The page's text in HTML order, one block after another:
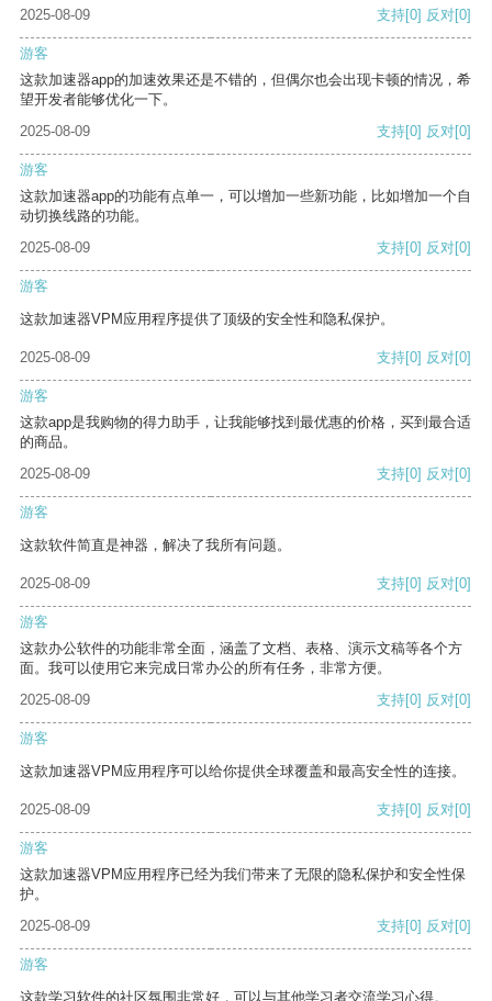
2025-08-09
支持[0] 反对[0]
游客
这款加速器app的加速效果还是不错的，但偶尔也会出现卡顿的情况，希
望开发者能够优化一下。
2025-08-09
支持[0] 反对[0]
游客
这款加速器app的功能有点单一，可以增加一些新功能，比如增加一个自
动切换线路的功能。
2025-08-09
支持[0] 反对[0]
游客
这款加速器VPM应用程序提供了顶级的安全性和隐私保护。
2025-08-09 支持[0] 反对[0]
游客
这款app是我购物的得力助手，让我能够找到最优惠的价格，买到最合适
的商品。
2025-08-09
支持[0] 反对[0]
游客
这款软件简直是神器，解决了我所有问题。
2025-08-09 支持[0] 反对[0]
游客
这款办公软件的功能非常全面，涵盖了文档、表格、演示文稿等各个方
面。我可以使用它来完成日常办公的所有任务，非常方便。
2025-08-09
支持[0] 反对[0]
游客
这款加速器VPM应用程序可以给你提供全球覆盖和最高安全性的连接。
2025-08-09 支持[0] 反对[0]
游客
这款加速器VPM应用程序已经为我们带来了无限的隐私保护和安全性保
护。
2025-08-09
支持[0] 反对[0]
游客
这款学习软件的社区氛围非常好，可以与其他学习者交流学习心得。